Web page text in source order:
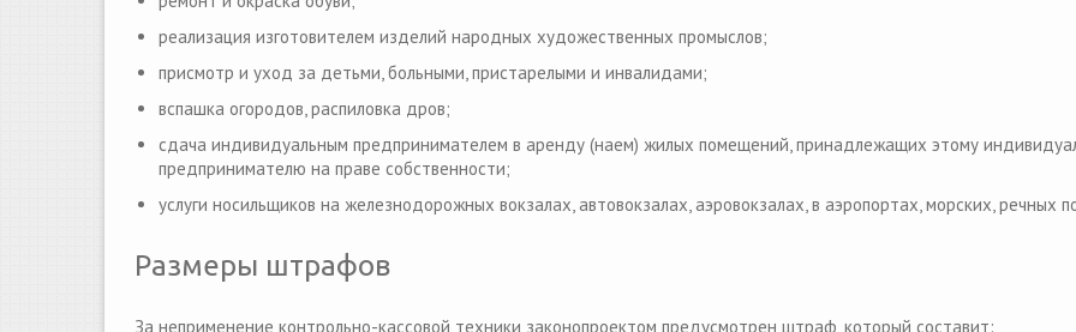
реализация изготовителем изделий народных художественных промыслов;
присмотр и уход за детьми, больными, пристарелыми и инвалидами;
вспашка огородов, распиловка дров;
сдача индивидуальным предпринимателем в аренду (наем) жилых помещений, принадлежащих этому
предпринимателю на праве собственности;
услуги носильщиков на железнодорожных вокзалах, автовокзалах, аэровокзалах, в аэропортах, морских, речных
Размеры штрафов
За неприменение контрольно-кассовой техники законопроектом предусмотрен штраф, который составит: